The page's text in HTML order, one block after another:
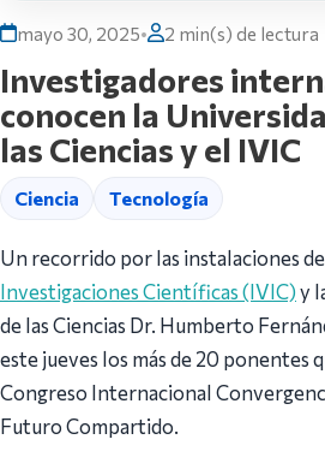
mayo 30, 2025• 2 min(s) de lectura
Investigadores
conocen la
las Ciencias y el IVIC
Ciencia Tecnología
Un recorrido por las instalaciones
Investigaciones Científicas (IVIC)y
de las Ciencias Dr. Humberto
este jueves los más de 20 ponentes
Congreso Internacional
Futuro Compartido.